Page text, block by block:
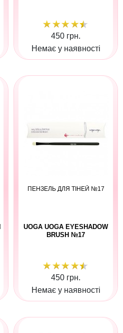
450 грн.
Немає у наявності
ПЕНЗЕЛЬ ДЛЯ ТІНЕЙ №17
UOGA UOGA EYESHADOW
BRUSH №17
450 грн.
Немає у наявності